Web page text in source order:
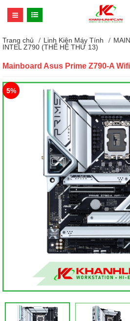
Trang chủ Linh Kiện Máy Tính
INTEL Z790 (THẾ HỆ THỨ 13)
Mainboard Asus Prime Z790-A Wifi
5%